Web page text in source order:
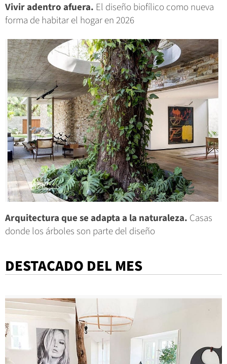
Vivir adentro afuera. El diseño biofílico como nueva
forma de habitar el hogar en 2026
Arquitectura que se adapta a la naturaleza. Casas
donde los árboles son parte del diseño
DESTACADO DEL MES